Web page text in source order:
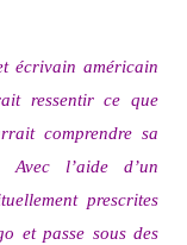
écrivain américain
ressentir ce que
comprendre sa
l’aide d’un
prescrites
et passe sous des